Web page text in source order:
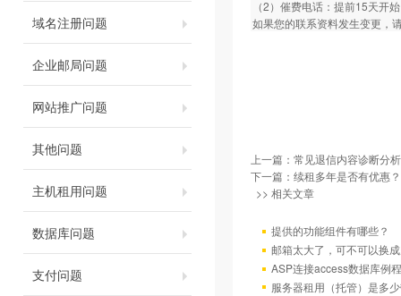
域名注册问题
企业邮局问题
网站推广问题
其他问题
主机租用问题
数据库问题
支付问题
（2）催费电话：提前15天开
如果您的联系资料发生变更，
上一篇： 常见退信内容诊断分
下一篇： 续租多年是否有优惠？
>> 相关文章
提供的功能组件有哪些？
邮箱太大了，可不可以换
ASP连接access数据库例程
服务器租用（托管）是多